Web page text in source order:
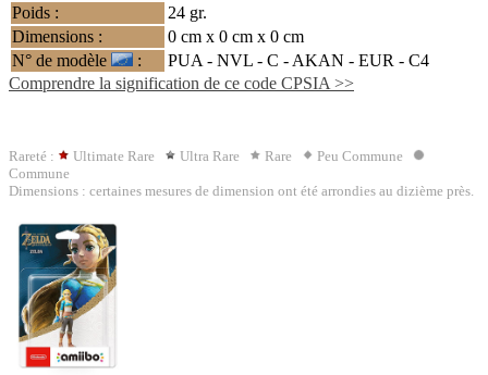
Poids :
24 gr.
Dimensions :
0 cm x 0 cm x 0 cm
N° de modèle
: PUA - NVL - C - AKAN - EUR - C4
Comprendre la signification de ce code CPSIA >>
Rareté : Ultimate Rare Ultra Rare Rare
Peu Commune
Commune
Dimensions : certaines mesures de dimension ont été arrondies au dizième près.